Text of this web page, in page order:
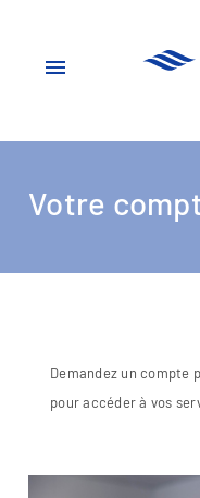
menu
Votre
Demandez un compte
pour accéder à vos